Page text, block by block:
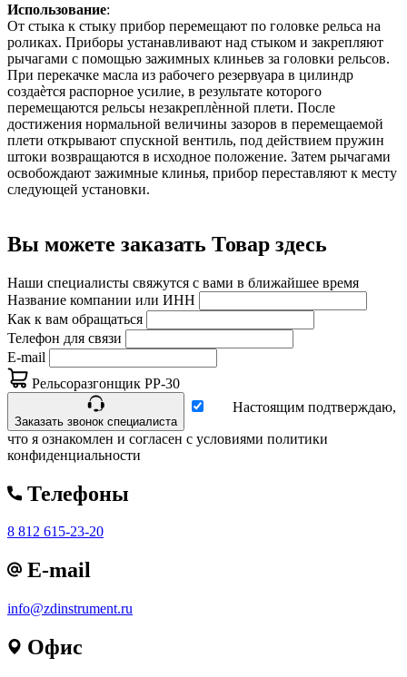
Использование:
От стыка к стыку прибор перемещают по головке рельса на
роликах. Приборы устанавливают над стыком и закрепляют
рычагами с помощью зажимных клиньев за головки рельсов.
При перекачке масла из рабочего резервуара в цилиндр
создаѐтся распорное усилие, в результате которого
перемещаются рельсы незакреплѐнной плети. После
достижения нормальной величины зазоров в перемещаемой
плети открывают спускной вентиль, под действием пружин
штоки возвращаются в исходное положение. Затем рычагами
освобождают зажимные клинья, прибор переставляют к месту
следующей установки.
Вы можете заказать Товар здесь
Наши специалисты свяжутся с вами в ближайшее время
Название компании или ИНН
Как к вам обращаться
Телефон для связи
E-mail
Рельсоразгонщик РР-30
Заказать звонок специалиста
Настоящим подтверждаю,
что я ознакомлен и согласен с условиями политики
конфиденциальности
Телефоны
8 812 615-23-20
E-mail
info@zdinstrument.ru
Офис